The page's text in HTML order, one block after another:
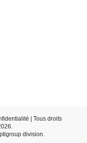
| Tous droits
division.